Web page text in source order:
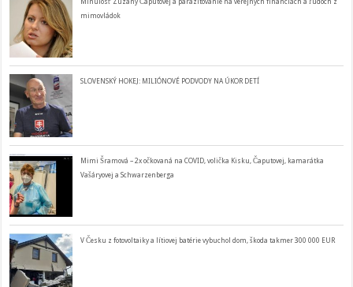
Minulosť Zuzany Čaputovej a parazitovanie na verejných financiách a ľudoch z
mimovládok
SLOVENSKÝ HOKEJ: MILIÓNOVÉ PODVODY NA ÚKOR DETÍ
Mimi Šramová – 2x očkovaná na COVID, volička Kisku, Čaputovej, kamarátka
Vašáryovej a Schwarzenberga
V Česku z fotovoltaiky a lítiovej batérie vybuchol dom, škoda takmer 300 000 EUR